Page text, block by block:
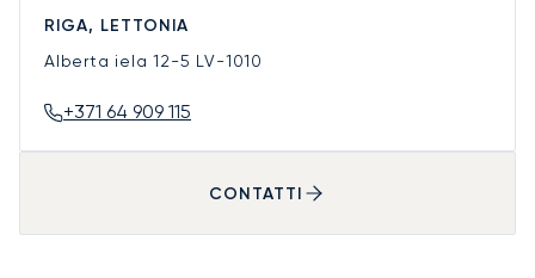
RIGA, LETTONIA
Alberta iela 12-5 LV-1010
+371 64 909 115
CONTATTI